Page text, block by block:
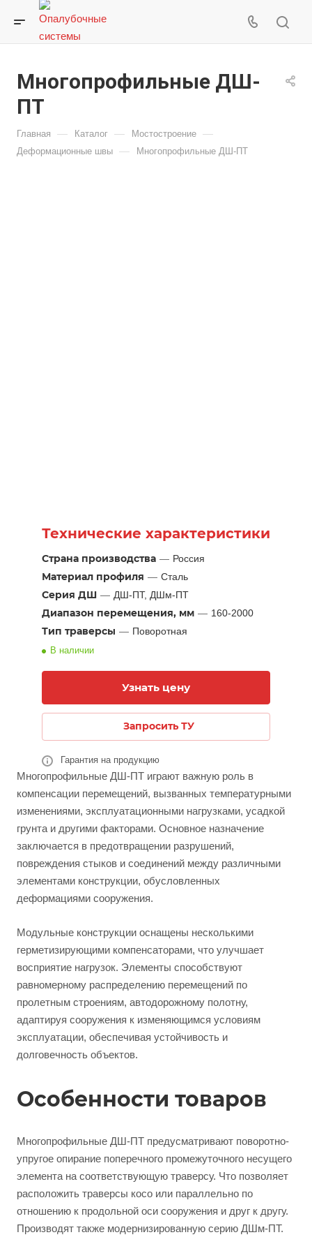
Многопрофильные ДШ-
ПТ
Главная — Каталог — Мостостроение —
Деформационные швы — Многопрофильные ДШ-ПТ
Технические характеристики
Страна производства — Россия
Материал профиля — Сталь
Серия ДШ — ДШ-ПТ, ДШм-ПТ
Диапазон перемещения, мм — 160-2000
Тип траверсы — Поворотная
В наличии
Узнать цену
Запросить ТУ
Гарантия на продукцию
Многопрофильные ДШ-ПТ играют важную роль в
компенсации перемещений, вызванных температурными
изменениями, эксплуатационными нагрузками, усадкой
грунта и другими факторами. Основное назначение
заключается в предотвращении разрушений,
повреждения стыков и соединений между различными
элементами конструкции, обусловленных
деформациями сооружения.
Модульные конструкции оснащены несколькими
герметизирующими компенсаторами, что улучшает
восприятие нагрузок. Элементы способствуют
равномерному распределению перемещений по
пролетным строениям, автодорожному полотну,
адаптируя сооружения к изменяющимся условиям
эксплуатации, обеспечивая устойчивость и
долговечность объектов.
Особенности товаров
Многопрофильные ДШ-ПТ предусматривают поворотно-
упругое опирание поперечного промежуточного несущего
элемента на соответствующую траверсу. Что позволяет
расположить траверсы косо или параллельно по
отношению к продольной оси сооружения и друг к другу.
Производят также модернизированную серию ДШм-ПТ.